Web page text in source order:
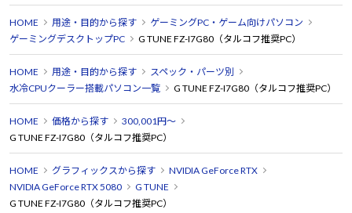
HOME 用途・目的から探す
ゲーミングPC・ゲーム向けパソコン
ゲーミングデスクトップPC
G TUNE FZ-I7G80（タルコフ推奨PC）
HOME 用途・目的から探す
スペック・パーツ別
水冷CPUクーラー搭載パソコン一覧
G TUNE FZ-I7G80（タルコフ推奨PC）
HOME 価格から探す
300,001円～
G TUNE FZ-I7G80（タルコフ推奨PC）
HOME グラフィックスから探す
NVIDIA GeForce RTX
NVIDIA GeForce RTX 5080
G TUNE
G TUNE FZ-I7G80（タルコフ推奨PC）